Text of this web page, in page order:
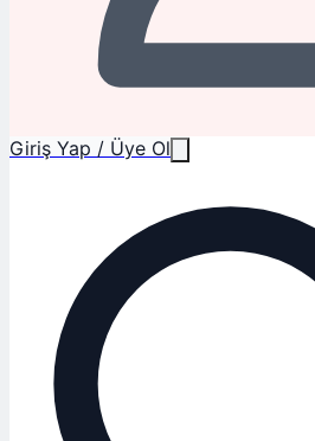
Giriş Yap / Üye Ol